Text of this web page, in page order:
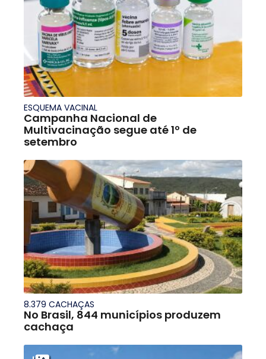
ESQUEMA VACINAL
Campanha Nacional de
Multivacinação segue até 1º de
setembro
8.379 CACHAÇAS
No Brasil, 844 municípios produzem
cachaça